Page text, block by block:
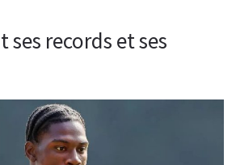
ses records et ses